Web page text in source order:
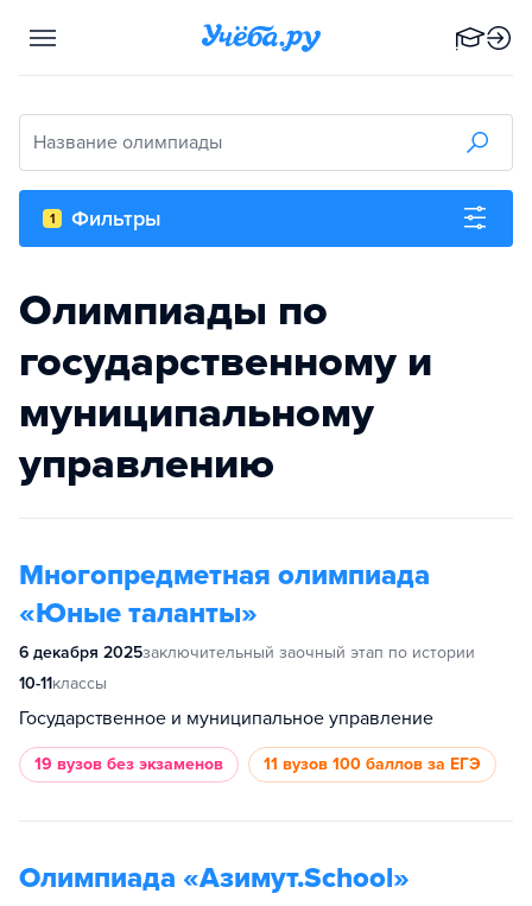
Название олимпиады
1 Фильтры
Олимпиады по
государственному и
муниципальному
управлению
Многопредметная олимпиада
«Юные таланты»
6 декабря 2025заключительный заочный этап по истории
10-11классы
Государственное и муниципальное управление
19 вузов без экзаменов 11 вузов 100 баллов за ЕГЭ
Олимпиада «Азимут.School»